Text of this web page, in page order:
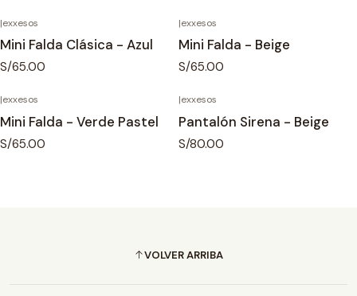
|exxesos
Mini Falda Clásica - Azul
S/65.00
|exxesos
Mini Falda - Beige
S/65.00
|exxesos
Mini Falda - Verde Pastel
S/65.00
|exxesos
Pantalón Sirena - Beige
S/80.00
VOLVER ARRIBA